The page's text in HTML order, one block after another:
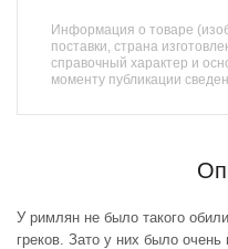
Информация о товаре
поставки, страна
справочный характер и
моменту публикации
У римлян не было такого
греков. Зато у них было очень